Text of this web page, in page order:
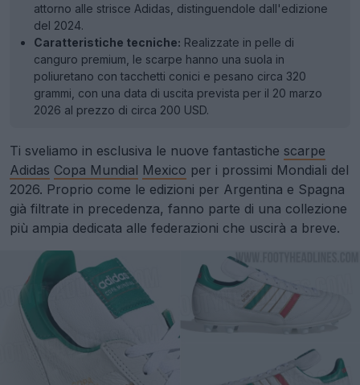
attorno alle strisce Adidas, distinguendole dall'edizione
del 2024.
Caratteristiche tecniche: Realizzate in pelle di
canguro premium, le scarpe hanno una suola in
poliuretano con tacchetti conici e pesano circa 320
grammi, con una data di uscita prevista per il 20 marzo
2026 al prezzo di circa 200 USD.
Ti sveliamo in esclusiva le nuove fantastiche scarpe
Adidas Copa Mundial Mexico per i prossimi Mondiali del
2026. Proprio come le edizioni per Argentina e Spagna
già filtrate in precedenza, fanno parte di una collezione
più ampia dedicata alle federazioni che uscirà a breve.